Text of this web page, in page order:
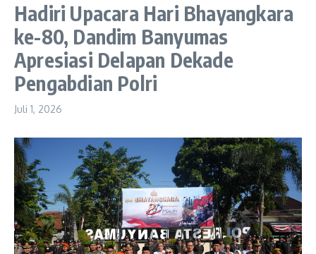
Hadiri Upacara Hari Bhayangkara
ke-80, Dandim Banyumas
Apresiasi Delapan Dekade
Pengabdian Polri
Juli 1, 2026